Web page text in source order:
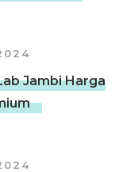
Jambi Harga